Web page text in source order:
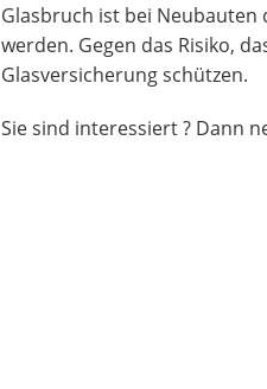
Glasbruch ist bei Neubauten
werden. Gegen das Risiko,
Glasversicherung schützen.
Sie sind interessiert ? Dann